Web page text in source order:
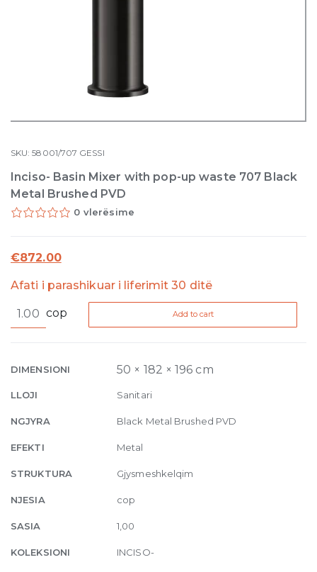
SKU:58001/707 GESSI
Inciso- Basin Mixer with pop-up waste 707 Black
Metal Brushed PVD
0 vlerësime
€872.00
Afati i parashikuar i liferimit 30 ditë
Basin
pop-
waste
707
Metal
Brushed
quantity
cop Add to cart
DIMENSIONI 50 × 182 × 196 cm
LLOJI Sanitari
NGJYRA Black Metal Brushed PVD
EFEKTI Metal
STRUKTURA Gjysmeshkelqim
NJESIA cop
SASIA 1,00
KOLEKSIONI INCISO-